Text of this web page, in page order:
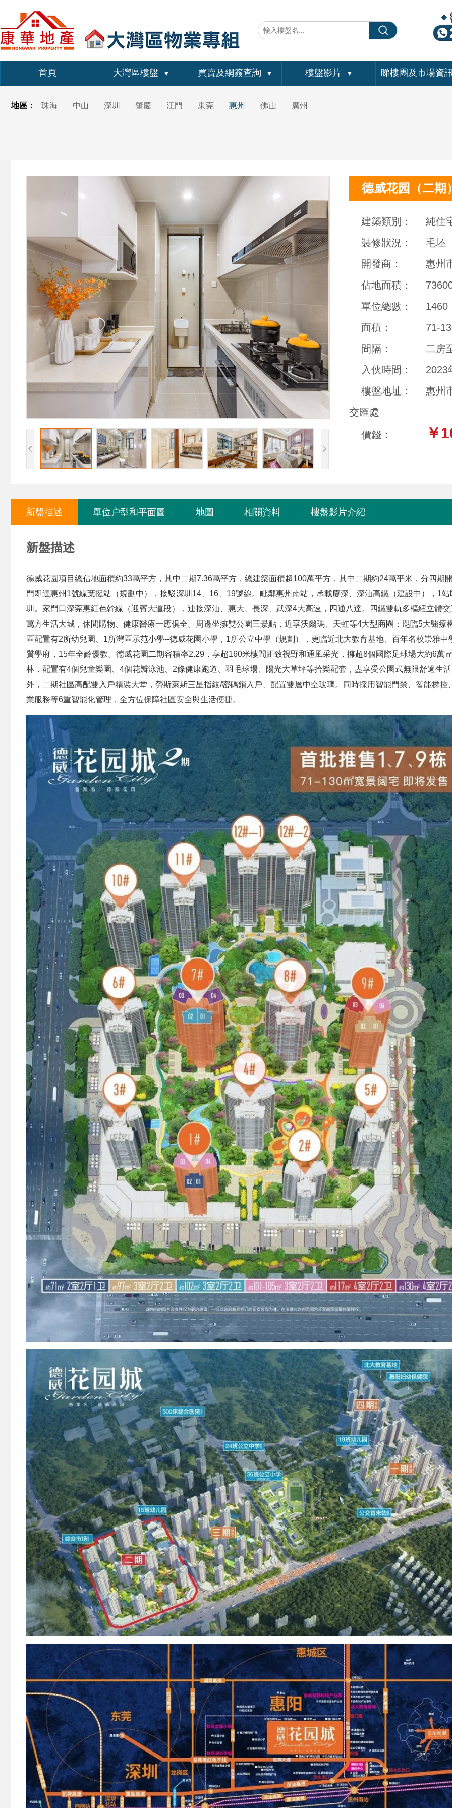
首頁 大灣區樓盤 ▼ 買賣及網簽查詢 ▼ 樓盤影片 ▼ 睇樓團及市場資
地區： 珠海 中山 深圳 肇慶 江門 東莞 惠州 佛山 廣州
德威花园（二期
建築類別：
純住
裝修狀況：
毛坯
開發商：
惠州
佔地面積：
單位總數：
1460
面積：
71-
間隔：
二房
入伙時間：
2023
樓盤地址：
惠州
交匯處
價錢： ￥
新盤描述 單位户型和平面圖 地圖 相關資料 樓盤影片介紹
新盤描述
德威花園項目總佔地面積約33萬平方，其中二期7.36萬平方，總建築面積超100萬平方，其中二期約24萬平米，分四期
門即達惠州1號線葉挺站（規劃中），接駁深圳14、16、19號線。 毗鄰惠州南站，承載廈深、深汕高鐵（建設中），1站
圳。 家門口深莞惠紅色幹線（迎賓大道段），連接深汕、惠大、長深、武深4大高速，四通八達。
四鐵雙軌多樞紐立體
萬方生活大城，休閒購物、健康醫療一應俱全。
周邊坐擁雙公園三景點，近享沃爾瑪、天虹等4大型商圈；咫臨5大醫療
區配置有2所幼兒園、1所灣區示范小學--德威花園小學，1所公立中學（規劃），更臨近北大教育基地、百年名校崇雅中
質學府，15年全齡優教。 德威花園二期容積率2.29，享超160米樓間距致視野和通風采光，擁超8個國際足球場大約6萬
林，配置有4個兒童樂園、4個花瓣泳池、2條健康跑道、羽毛球場、陽光大草坪等拾樂配套，盡享受公園式無限舒適生
外，二期社區高配雙入戶精裝大堂，勞斯萊斯三星指紋/密碼鎖入戶、配置雙層中空玻璃。
同時採用智能門禁、智能梯控
業服務等6重智能化管理，全方位保障社區安全與生活便捷。